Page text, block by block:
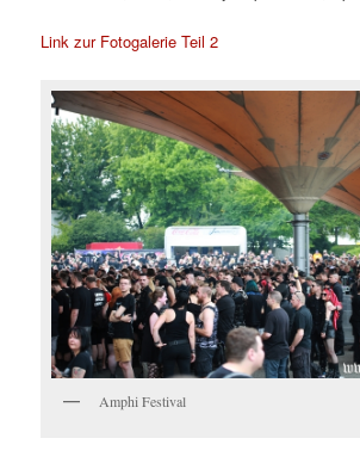
Link zur Fotogalerie Teil 2
Amphi Festival